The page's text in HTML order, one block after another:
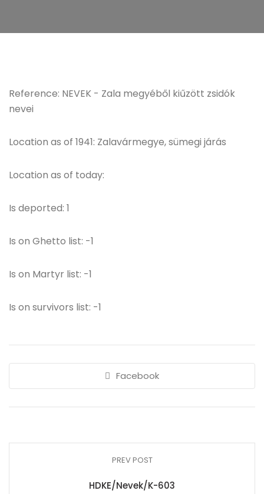
Reference: NEVEK - Zala megyéből kiűzött zsidók
nevei
Location as of 1941: Zalavármegye, sümegi járás
Location as of today:
Is deported: 1
Is on Ghetto list: -1
Is on Martyr list: -1
Is on survivors list: -1
Facebook
PREV POST
HDKE/Nevek/K-603